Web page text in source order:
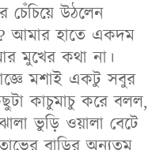
চেঁচিয়ে উঠলেন
আমার হাতে একদম
মুখের কথা না।
মশাই একটু সবুর
কাচুমাচু করে বলল,
ভুড়ি ওয়ালা বেটে